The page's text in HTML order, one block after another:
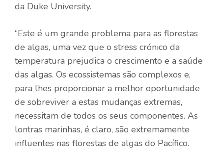
da Duke University.
“Este é um grande problema para as florestas
de algas, uma vez que o stress crónico da
temperatura prejudica o crescimento e a saúde
das algas. Os ecossistemas são complexos e,
para lhes proporcionar a melhor oportunidade
de sobreviver a estas mudanças extremas,
necessitam de todos os seus componentes. As
lontras marinhas, é claro, são extremamente
influentes nas florestas de algas do Pacífico.